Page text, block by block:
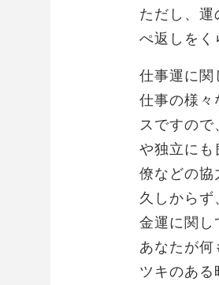
ただし、
ぺ返しをく
仕事運に関
仕事の様々
スですの
や独立にも
僚などの協
久しからず
金運に関し
あなたが何
ツキのあ